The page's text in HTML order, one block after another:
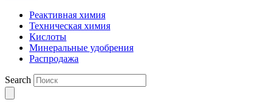
Реактивная химия
Техническая химия
Кислоты
Минеральные удобрения
Распродажа
Search